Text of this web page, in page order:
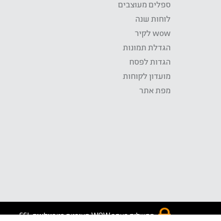
ספלים מעוצבים
לוחות שנה
wow לקיר
הגדלת תמונות
הגדות לפסח
מועדון לקוחות
מפת אתר
התשלום באתר WOW מאובטח בטכנולוגית SSL